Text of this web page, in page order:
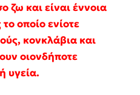
ζω και είναι έννοια
οποίο ενίοτε
κονκλάβια και
οιονδήποτε
υγεία.